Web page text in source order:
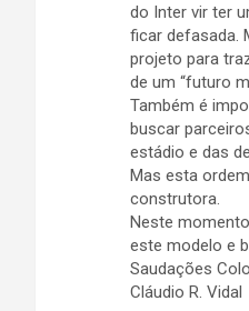
do Inter vir ter
ficar defasada.
projeto para
de um “futuro
Também é
buscar
estádio e das
Mas esta
construtora.
Neste
este modelo e
Saudações
Cláudio R. Vidal